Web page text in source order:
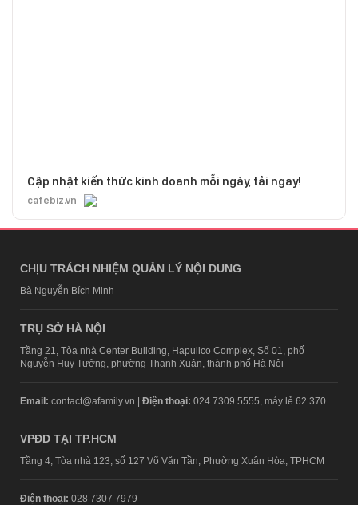
Cập nhật kiến thức kinh doanh mỗi ngày, tải ngay!
cafebiz.vn
CHỊU TRÁCH NHIỆM QUẢN LÝ NỘI DUNG
Bà Nguyễn Bích Minh
TRỤ SỞ HÀ NỘI
Tầng 21, Tòa nhà Center Building, Hapulico Complex, Số 01, phố
Nguyễn Huy Tưởng, phường Thanh Xuân, thành phố Hà Nội
Email: contact@afamily.vn | Điện thoại: 024 7309 5555, máy lẻ 62.370
VPĐD TẠI TP.HCM
Tầng 4, Tòa nhà 123, số 127 Võ Văn Tần, Phường Xuân Hòa, TPHCM
Điện thoại: 028 7307 7979